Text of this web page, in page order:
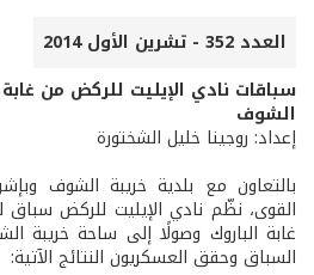
العدد 352 - تشرين الأول 2014
سباقات نادي الإيليت للركض من
الشوف
إعداد: روجينا خليل الشختورة
بالتعاون مع بلدية خريبة الشوف
غابة الباروك وصولًا إلى ساحة
السباق وحقق العسكريون النتائج الآتية: